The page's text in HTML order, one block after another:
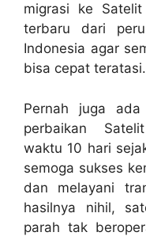
migrasi ke
terbaru dari
Indonesia agar
bisa cepat teratasi.
Pernah juga
perbaikan
waktu 10 hari
semoga sukses
dan melayani
hasilnya nihil,
parah tak